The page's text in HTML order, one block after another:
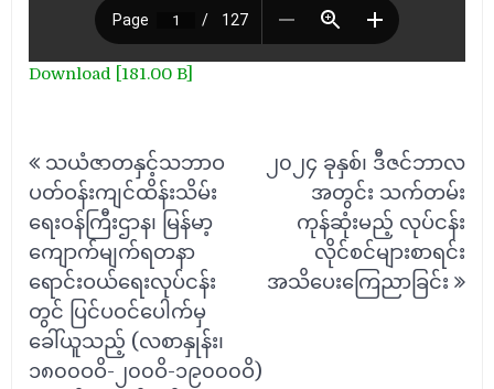
Download [181.00 B]
Post
navigation
သယံဇာတနှင့်သဘာဝ
ပတ်ဝန်းကျင်ထိန်းသိမ်း
ရေးဝန်ကြီးဌာန၊ မြန်မာ့
ကျောက်မျက်ရတနာ
ရောင်းဝယ်ရေးလုပ်ငန်း
တွင် ပြင်ပဝင်ပေါက်မှ
ခေါ်ယူသည့် (လစာနှုန်း၊
၁၈၀၀ဝဝိ-၂၀၀ဝိ-၁၉၀၀၀ဝိ)
၂၀၂၄ ခုနှစ်၊ ဒီဇင်ဘာလ
အတွင်း သက်တမ်း
ကုန်ဆုံးမည့် လုပ်ငန်း
လိုင်စင်များစာရင်း
အသိပေးကြေညာခြင်း